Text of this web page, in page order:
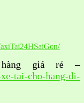
giá rẻ –
tai-cho-hang-di-